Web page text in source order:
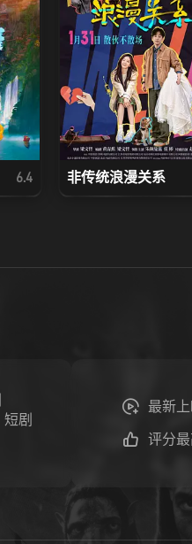
6.4 非传统浪漫关系
短剧
最新
评分